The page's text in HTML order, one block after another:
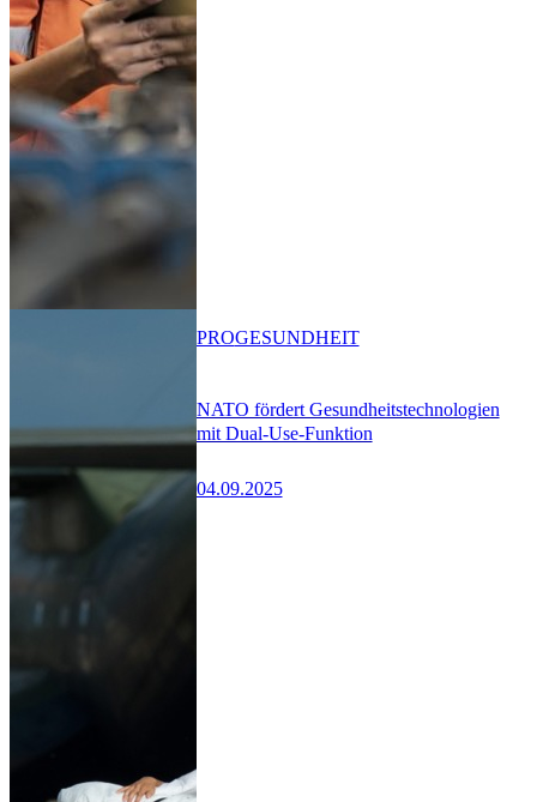
NATO fördert Gesundheitstechnologien
mit Dual-Use-Funktion
04.09.2025
PROGESUNDHEIT